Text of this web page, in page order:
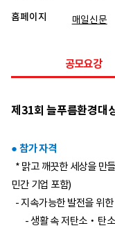
홈페이지 매일신문
공모요강
제31회 늘푸름환경대
● 참가 자격
* 맑고 깨끗한 세상을 만
민간 기업 포함)
- 지속가능한 발전을 위
- 생활 속 저탄소‧탄소